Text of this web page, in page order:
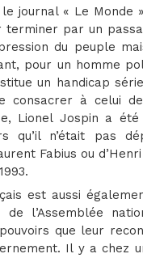
journal « Le Monde
par un
du peuple
pour un homme
un handicap
consacrer à celui
Lionel Jospin a
qu’il n’était pas
Fabius ou
est aussi
de l’Assemblée
que leur
Il y a chez